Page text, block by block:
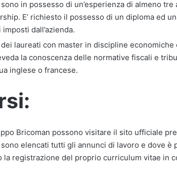
in possesso di un’esperienza di almeno
E’ richiesto il possesso di un diploma ed
dall’azienda.
laureati con master in discipline economiche
la conoscenza delle normative fiscali e
inglese o francese.
Bricoman possono visitare il sito ufficiale
elencati tutti gli annunci di lavoro e dove è
registrazione del proprio curriculum vitae in